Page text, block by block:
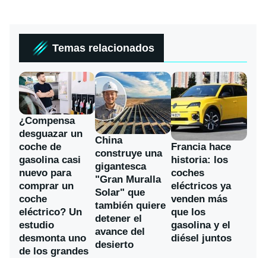
Temas relacionados
¿Compensa
desguazar un
coche de
gasolina casi
nuevo para
comprar un
coche
eléctrico? Un
estudio
desmonta uno
de los grandes
China
construye una
gigantesca
"Gran Muralla
Solar" que
también quiere
detener el
avance del
desierto
Francia hace
historia: los
coches
eléctricos ya
venden más
que los
gasolina y el
diésel juntos